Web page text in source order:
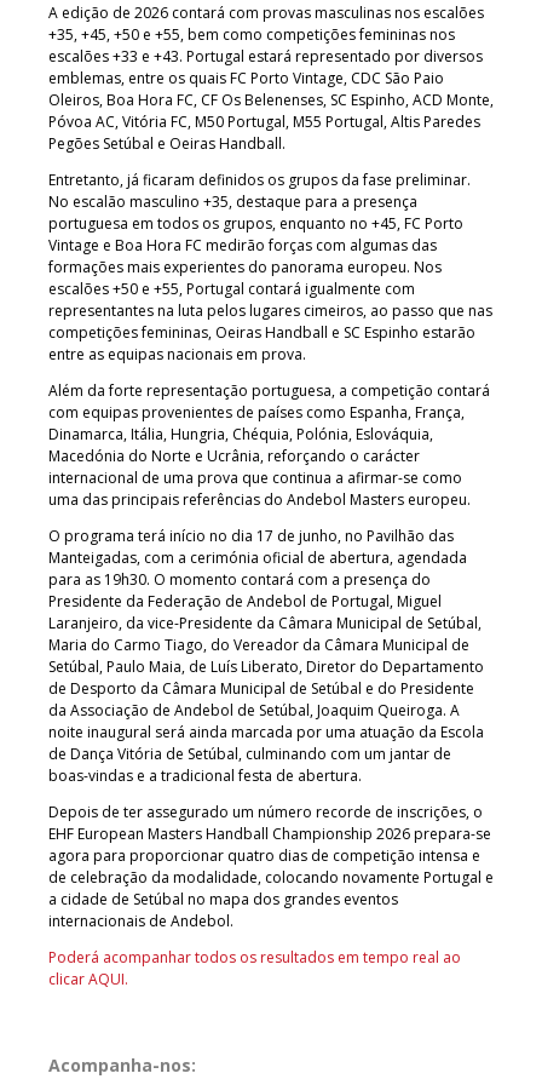
A edição de 2026 contará com provas masculinas nos escalões
+35, +45, +50 e +55, bem como competições femininas nos
escalões +33 e +43. Portugal estará representado por diversos
emblemas, entre os quais FC Porto Vintage, CDC São Paio
Oleiros, Boa Hora FC, CF Os Belenenses, SC Espinho, ACD Monte,
Póvoa AC, Vitória FC, M50 Portugal, M55 Portugal, Altis Paredes
Pegões Setúbal e Oeiras Handball.
Entretanto, já ficaram definidos os grupos da fase preliminar.
No escalão masculino +35, destaque para a presença
portuguesa em todos os grupos, enquanto no +45, FC Porto
Vintage e Boa Hora FC medirão forças com algumas das
formações mais experientes do panorama europeu. Nos
escalões +50 e +55, Portugal contará igualmente com
representantes na luta pelos lugares cimeiros, ao passo que nas
competições femininas, Oeiras Handball e SC Espinho estarão
entre as equipas nacionais em prova.
Além da forte representação portuguesa, a competição contará
com equipas provenientes de países como Espanha, França,
Dinamarca, Itália, Hungria, Chéquia, Polónia, Eslováquia,
Macedónia do Norte e Ucrânia, reforçando o carácter
internacional de uma prova que continua a afirmar-se como
uma das principais referências do Andebol Masters europeu.
O programa terá início no dia 17 de junho, no Pavilhão das
Manteigadas, com a cerimónia oficial de abertura, agendada
para as 19h30. O momento contará com a presença do
Presidente da Federação de Andebol de Portugal, Miguel
Laranjeiro, da vice-Presidente da Câmara Municipal de Setúbal,
Maria do Carmo Tiago, do Vereador da Câmara Municipal de
Setúbal, Paulo Maia, de Luís Liberato, Diretor do Departamento
de Desporto da Câmara Municipal de Setúbal e do Presidente
da Associação de Andebol de Setúbal, Joaquim Queiroga. A
noite inaugural será ainda marcada por uma atuação da Escola
de Dança Vitória de Setúbal, culminando com um jantar de
boas-vindas e a tradicional festa de abertura.
Depois de ter assegurado um número recorde de inscrições, o
EHF European Masters Handball Championship 2026 prepara-se
agora para proporcionar quatro dias de competição intensa e
de celebração da modalidade, colocando novamente Portugal e
a cidade de Setúbal no mapa dos grandes eventos
internacionais de Andebol.
Poderá acompanhar todos os resultados em tempo real ao
clicar AQUI.
Acompanha-nos: